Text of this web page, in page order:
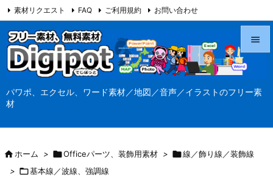
パワポ、エクセル、ワード素材／地図／音声／イラストのフリー素
材




素材リクエスト FAQ ご利用規約 お問い合わせ
当サイト（Digipot.net）について
ホーム > Officeパーツ、装飾用素材 > 線／飾り線／装飾線
> 基本線／波線、強調線